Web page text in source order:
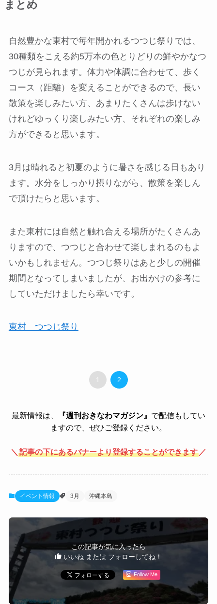
まとめ
自然豊かな東村で毎年開かれるつつじ祭りでは、
30種類をこえる約5万本の色とりどりの鮮やかなつ
つじが見られます。体力や体調に合わせて、歩く
コース（距離）を変えることができるので、長い
散策を楽しみたい方、あまりたくさんは歩けない
けれどゆっくり楽しみたい方、それぞれの楽しみ
方ができると思います。
3月は晴れると初夏のように暑さを感じる日もあり
ます。水分をしっかり摂りながら、散策を楽しん
で頂けたらと思います。
また東村には自然と触れ合える場所がたくさんあ
りますので、つつじと合わせて楽しまれるのもよ
いかもしれません。つつじ祭りはあと少しの開催
期間となってしまいましたが、お出かけの参考に
していただけましたら幸いです。
東村 つつじ祭り
1 2
最新情報は、 『週刊おきなわマガジン』 で配信もしてい
ますので、ぜひご登録ください。
＼ 記事の下にあるバナーより登録することができます ／
イベント情報 3月 沖縄本島
この記事が気に入ったら
いいね または フォローしてね！
Follow Me